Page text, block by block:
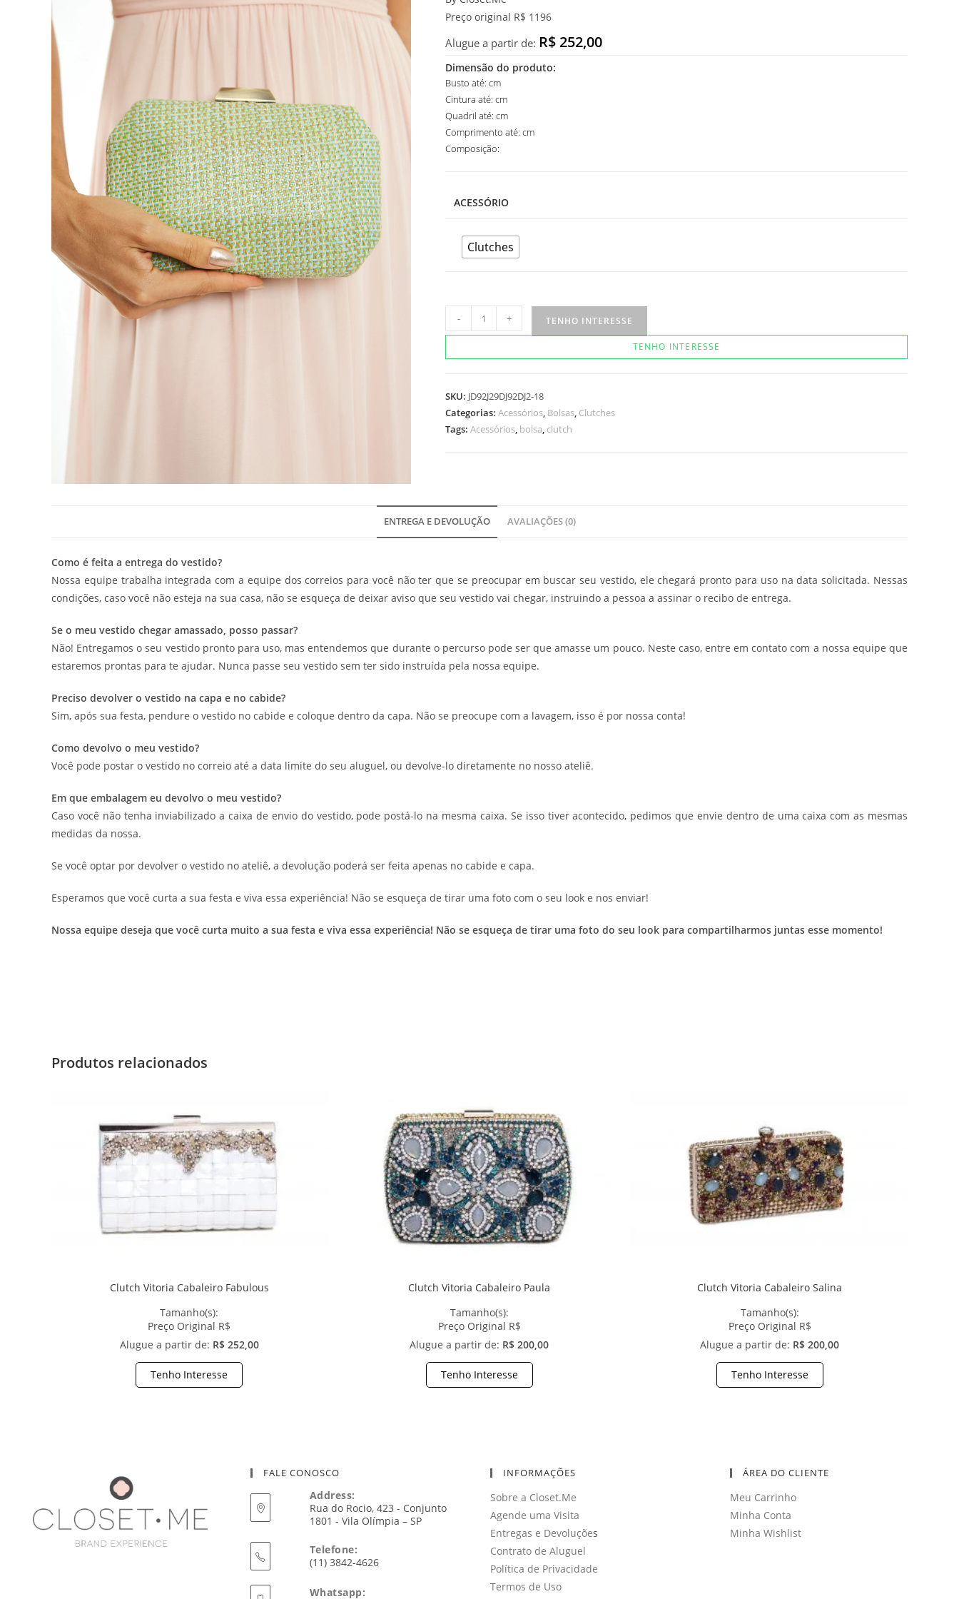
Preço original R$ 1196
Alugue a partir de: R$ 252,00
Dimensão do produto:
Busto até: cm
Cintura até: cm
Quadril até: cm
Comprimento até: cm
Composição:
ACESSÓRIO
Clutches
Arpoador
- + TENHO INTERESSE
TENHO INTERESSE
SKU: JD92J29DJ92DJ2-18
Categorias: Acessórios, Bolsas, Clutches
Tags: Acessórios, bolsa, clutch
ENTREGA E DEVOLUÇÃO AVALIAÇÕES (0)
Como é feita a entrega do vestido?
Nossa equipe trabalha integrada com a equipe dos correios para você não ter que se preocupar em buscar seu vestido, ele chegará pronto para uso na data solicitada. Nessas
condições, caso você não esteja na sua casa, não se esqueça de deixar aviso que seu vestido vai chegar, instruindo a pessoa a assinar o recibo de entrega.
Se o meu vestido chegar amassado, posso passar?
Não! Entregamos o seu vestido pronto para uso, mas entendemos que durante o percurso pode ser que amasse um pouco. Neste caso, entre em contato com a nossa equipe que
estaremos prontas para te ajudar. Nunca passe seu vestido sem ter sido instruída pela nossa equipe.
Preciso devolver o vestido na capa e no cabide?
Sim, após sua festa, pendure o vestido no cabide e coloque dentro da capa. Não se preocupe com a lavagem, isso é por nossa conta!
Como devolvo o meu vestido?
Você pode postar o vestido no correio até a data limite do seu aluguel, ou devolve-lo diretamente no nosso ateliê.
Em que embalagem eu devolvo o meu vestido?
Caso você não tenha inviabilizado a caixa de envio do vestido, pode postá-lo na mesma caixa. Se isso tiver acontecido, pedimos que envie dentro de uma caixa com as mesmas
medidas da nossa.
Se você optar por devolver o vestido no ateliê, a devolução poderá ser feita apenas no cabide e capa.
Esperamos que você curta a sua festa e viva essa experiência! Não se esqueça de tirar uma foto com o seu look e nos enviar!
Nossa equipe deseja que você curta muito a sua festa e viva essa experiência! Não se esqueça de tirar uma foto do seu look para compartilharmos juntas esse momento!
Produtos relacionados
Clutch Vitoria Cabaleiro Fabulous
Tamanho(s):
Preço Original R$
Alugue a partir de: R$ 252,00
Tenho Interesse
Clutch Vitoria Cabaleiro Paula
Tamanho(s):
Preço Original R$
Alugue a partir de: R$ 200,00
Tenho Interesse
Clutch Vitoria Cabaleiro Salina
Tamanho(s):
Preço Original R$
Alugue a partir de: R$ 200,00
Tenho Interesse
FALE CONOSCO
Address:
Rua do Rocio, 423 - Conjunto
1801 - Vila Olímpia – SP
Telefone:
(11) 3842-4626
Whatsapp:
INFORMAÇÕES
Sobre a Closet.Me
Agende uma Visita
Entregas e Devoluções
Contrato de Aluguel
Política de Privacidade
Termos de Uso
ÁREA DO CLIENTE
Meu Carrinho
Minha Conta
Minha Wishlist